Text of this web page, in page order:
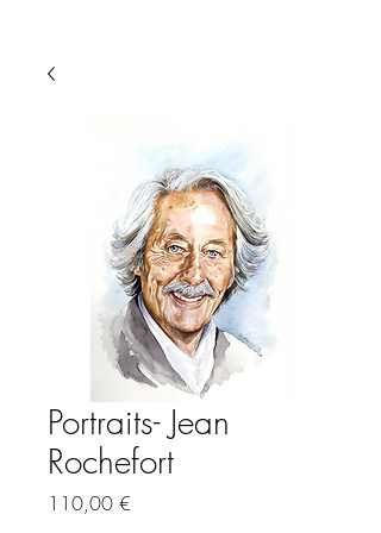
Portraits- Jean
Rochefort
110,00 €